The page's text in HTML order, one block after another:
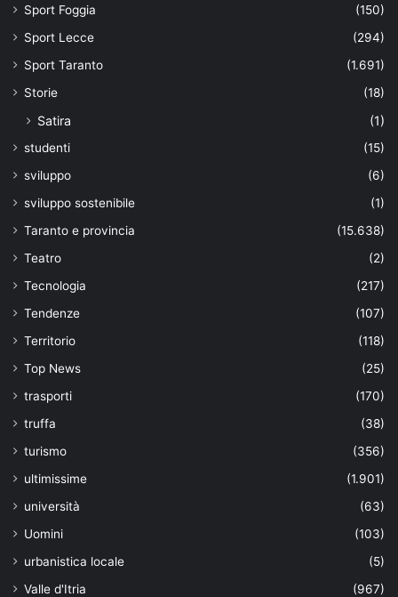
Sport Foggia
(150)
Sport Lecce
(294)
Sport Taranto
(1.691)
Storie
(18)
Satira (1)
studenti
(15)
sviluppo
(6)
sviluppo sostenibile
(1)
Taranto e provincia
(15.638)
Teatro
(2)
Tecnologia
(217)
Tendenze
(107)
Territorio
(118)
Top News
(25)
trasporti
(170)
truffa
(38)
turismo
(356)
ultimissime
(1.901)
università
(63)
Uomini
(103)
urbanistica locale
(5)
Valle d'Itria
(967)